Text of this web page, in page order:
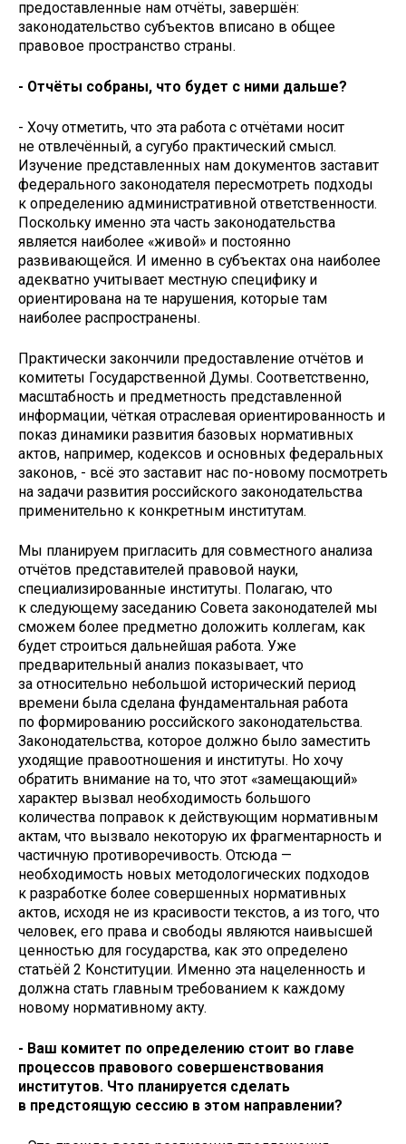
предоставленные нам отчёты, завершён:
законодательство субъектов вписано в общее
правовое пространство страны.
- Отчёты собраны, что будет с ними дальше?
- Хочу отметить, что эта работа с отчётами носит
не отвлечённый, а сугубо практический смысл.
Изучение представленных нам документов заставит
федерального законодателя пересмотреть подходы
к определению административной ответственности.
Поскольку именно эта часть законодательства
является наиболее «живой» и постоянно
развивающейся. И именно в субъектах она наиболее
адекватно учитывает местную специфику и
ориентирована на те нарушения, которые там
наиболее распространены.
Практически закончили предоставление отчётов и
комитеты Государственной Думы. Соответственно,
масштабность и предметность представленной
информации, чёткая отраслевая ориентированность и
показ динамики развития базовых нормативных
актов, например, кодексов и основных федеральных
законов, - всё это заставит нас по-новому посмотреть
на задачи развития российского законодательства
применительно к конкретным институтам.
Мы планируем пригласить для совместного анализа
отчётов представителей правовой науки,
специализированные институты. Полагаю, что
к следующему заседанию Совета законодателей мы
сможем более предметно доложить коллегам, как
будет строиться дальнейшая работа. Уже
предварительный анализ показывает, что
за относительно небольшой исторический период
времени была сделана фундаментальная работа
по формированию российского законодательства.
Законодательства, которое должно было заместить
уходящие правоотношения и институты. Но хочу
обратить внимание на то, что этот «замещающий»
характер вызвал необходимость большого
количества поправок к действующим нормативным
актам, что вызвало некоторую их фрагментарность и
частичную противоречивость. Отсюда —
необходимость новых методологических подходов
к разработке более совершенных нормативных
актов, исходя не из красивости текстов, а из того, что
человек, его права и свободы являются наивысшей
ценностью для государства, как это определено
статьёй 2 Конституции. Именно эта нацеленность и
должна стать главным требованием к каждому
новому нормативному акту.
- Ваш комитет по определению стоит во главе
процессов правового совершенствования
институтов. Что планируется сделать
в предстоящую сессию в этом направлении?